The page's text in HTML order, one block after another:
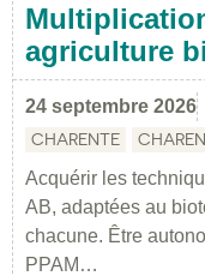
agriculture
24 septembre 2026
CHARENTE
Acquérir les
AB, adaptées au
chacune. Être
PPAM…